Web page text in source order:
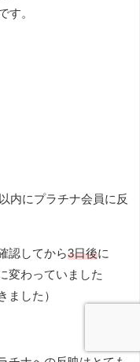
す。
内にプラチナ会員に反
認してから3日後に
変わっていました
ました）